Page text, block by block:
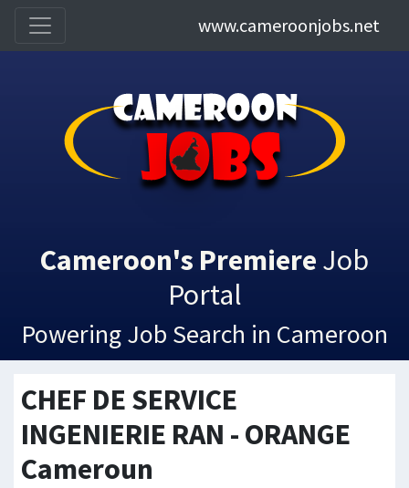
www.cameroonjobs.net
Cameroon's Premiere Job
Portal
Powering Job Search in Cameroon
CHEF DE SERVICE
INGENIERIE RAN - ORANGE
Cameroun